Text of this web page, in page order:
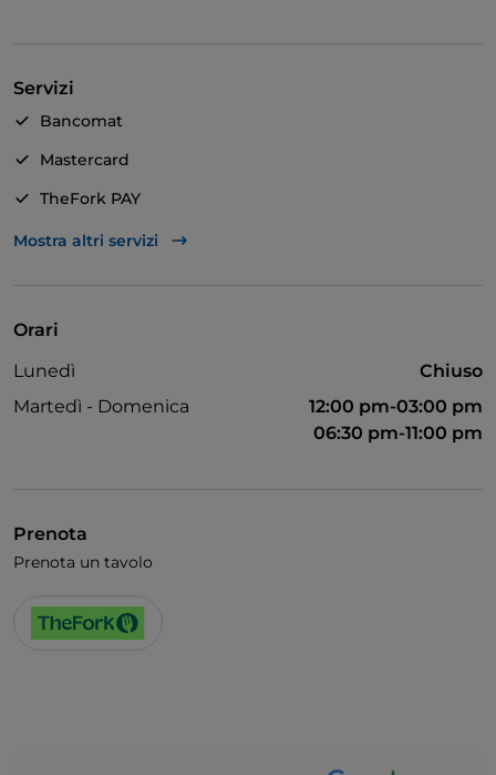
Servizi
Bancomat
Mastercard
TheFork PAY
Unionpay via TheFork PAY
Mostra altri servizi
Orari
Lunedì
Chiuso
Martedì - Domenica
12:00 pm-03:00 pm
06:30 pm-11:00 pm
Prenota
Prenota un tavolo